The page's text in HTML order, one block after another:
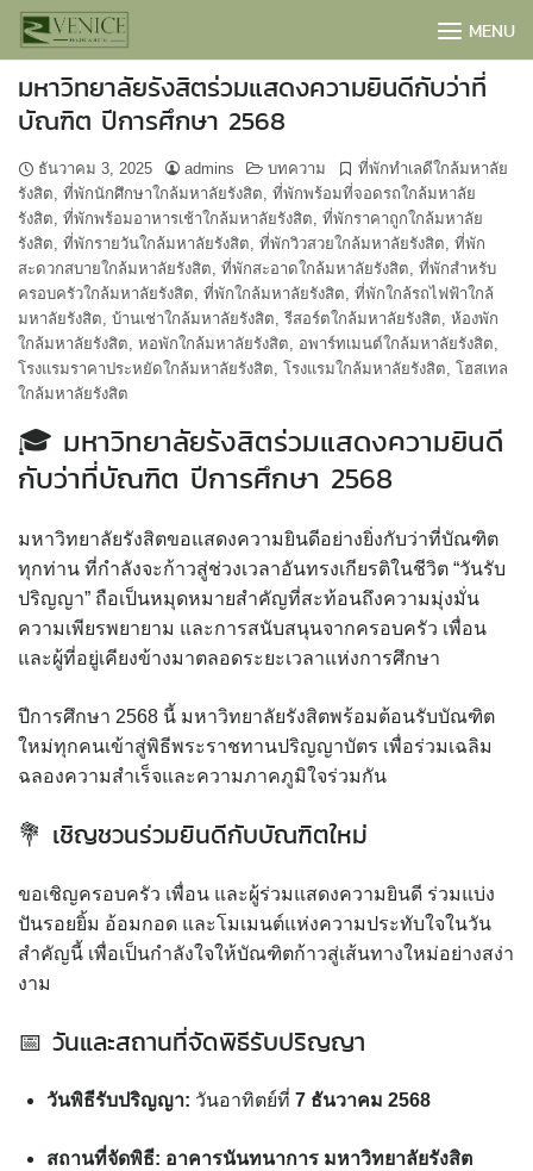
Skip
content
MENU
มหาวิทยาลัยรังสิตร่วมแสดงความยินดีกับว่าที่
บัณฑิต ปีการศึกษา 2568
ธันวาคม 3, 2025 admins บทความ
ที่พักทำเลดีใกล้มหาลัย
รังสิต, ที่พักนักศึกษาใกล้มหาลัยรังสิต, ที่พักพร้อมที่จอดรถใกล้มหาลัย
รังสิต, ที่พักพร้อมอาหารเช้าใกล้มหาลัยรังสิต, ที่พักราคาถูกใกล้มหาลัย
รังสิต, ที่พักรายวันใกล้มหาลัยรังสิต, ที่พักวิวสวยใกล้มหาลัยรังสิต, ที่พัก
สะดวกสบายใกล้มหาลัยรังสิต, ที่พักสะอาดใกล้มหาลัยรังสิต, ที่พักสำหรับ
ครอบครัวใกล้มหาลัยรังสิต, ที่พักใกล้มหาลัยรังสิต, ที่พักใกล้รถไฟฟ้าใกล้
มหาลัยรังสิต, บ้านเช่าใกล้มหาลัยรังสิต, รีสอร์ตใกล้มหาลัยรังสิต, ห้องพัก
ใกล้มหาลัยรังสิต, หอพักใกล้มหาลัยรังสิต, อพาร์ทเมนต์ใกล้มหาลัยรังสิต,
โรงแรมราคาประหยัดใกล้มหาลัยรังสิต, โรงแรมใกล้มหาลัยรังสิต, โฮสเทล
ใกล้มหาลัยรังสิต
🎓 มหาวิทยาลัยรังสิตร่วมแสดงความยินดี
กับว่าที่บัณฑิต ปีการศึกษา 2568
มหาวิทยาลัยรังสิตขอแสดงความยินดีอย่างยิ่งกับว่าที่บัณฑิต
ทุกท่าน ที่กำลังจะก้าวสู่ช่วงเวลาอันทรงเกียรติในชีวิต “วันรับ
ปริญญา” ถือเป็นหมุดหมายสำคัญที่สะท้อนถึงความมุ่งมั่น
ความเพียรพยายาม และการสนับสนุนจากครอบครัว เพื่อน
และผู้ที่อยู่เคียงข้างมาตลอดระยะเวลาแห่งการศึกษา
ปีการศึกษา 2568 นี้ มหาวิทยาลัยรังสิตพร้อมต้อนรับบัณฑิต
ใหม่ทุกคนเข้าสู่พิธีพระราชทานปริญญาบัตร เพื่อร่วมเฉลิม
ฉลองความสำเร็จและความภาคภูมิใจร่วมกัน
💐 เชิญชวนร่วมยินดีกับบัณฑิตใหม่
ขอเชิญครอบครัว เพื่อน และผู้ร่วมแสดงความยินดี ร่วมแบ่ง
ปันรอยยิ้ม อ้อมกอด และโมเมนต์แห่งความประทับใจในวัน
สำคัญนี้ เพื่อเป็นกำลังใจให้บัณฑิตก้าวสู่เส้นทางใหม่อย่างสง่า
งาม
📅 วันและสถานที่จัดพิธีรับปริญญา
วันพิธีรับปริญญา: วันอาทิตย์ที่ 7 ธันวาคม 2568
สถานที่จัดพิธี: อาคารนันทนาการ มหาวิทยาลัยรังสิต